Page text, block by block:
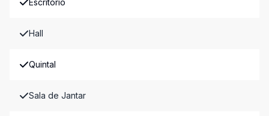
Escritório
Hall
Quintal
Sala de Jantar